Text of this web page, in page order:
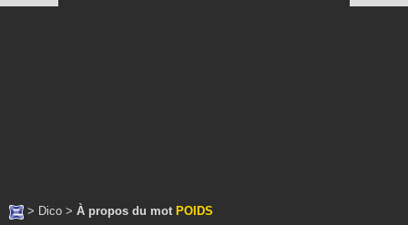
> Dico > À propos du mot POIDS